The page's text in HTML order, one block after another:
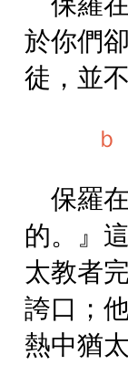
於你們
徒，並
保羅
的。』
太教者
誇口；
熱中猶